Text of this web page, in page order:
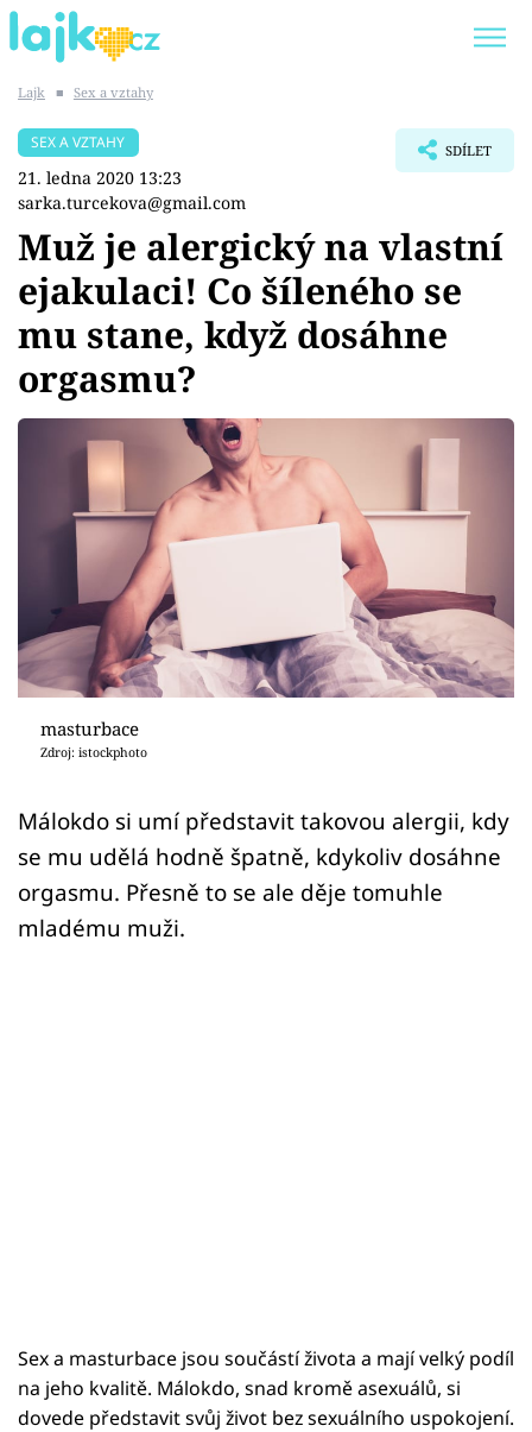
SHOPAHOLICADEL
Témata
Showbyznys
Youtubeři
Virály
Sex a vztahy
Videa
Sledujte prima+
Přihlášení
Sledujte nás
Lajk ■ Sex a vztahy
SEX A VZTAHY
21. ledna 2020 13:23
sarka.turcekova@gmail.com
SDÍLET
Muž je alergický na vlastní
ejakulaci! Co šíleného se
mu stane, když dosáhne
orgasmu?
masturbace
Zdroj: istockphoto
Málokdo si umí představit takovou alergii, kdy
se mu udělá hodně špatně, kdykoliv dosáhne
orgasmu. Přesně to se ale děje tomuhle
mladému muži.
Sex a masturbace jsou součástí života a mají velký podíl
na jeho kvalitě. Málokdo, snad kromě asexuálů, si
dovede představit svůj život bez sexuálního uspokojení.